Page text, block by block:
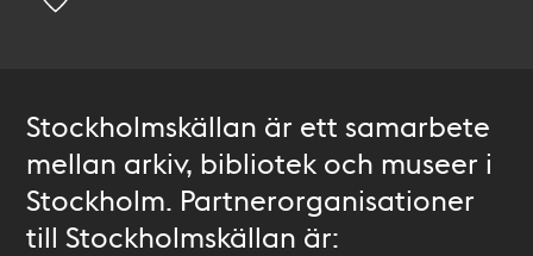
Stockholmskällan är ett samarbete
mellan arkiv, bibliotek och museer i
Stockholm. Partnerorganisationer
till Stockholmskällan är: